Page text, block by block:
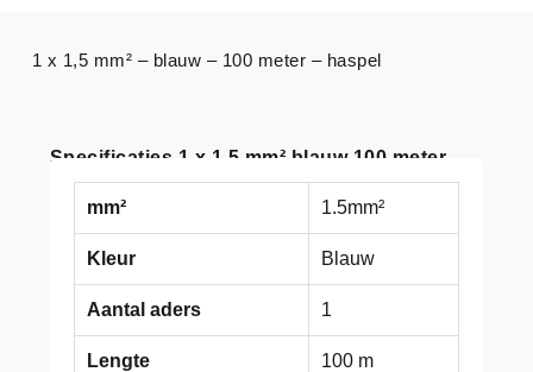
Specificaties 1 x 1,5 mm² blauw 100 meter
mm² 1.5mm²
Kleur Blauw
Aantal aders 1
Lengte 100 m
1 x 1,5 mm² – blauw – 100 meter – haspel